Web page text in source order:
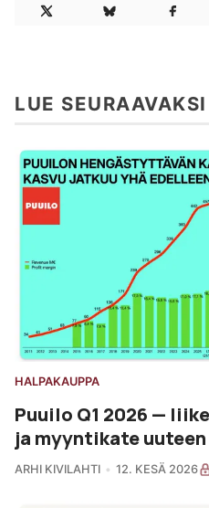
LUE SEURAAVAKSI
HALPAKAUPPA
Puuilo Q1 2026 —
ja myyntikate
ARHI KIVILAHTI 12. KESÄ 2026